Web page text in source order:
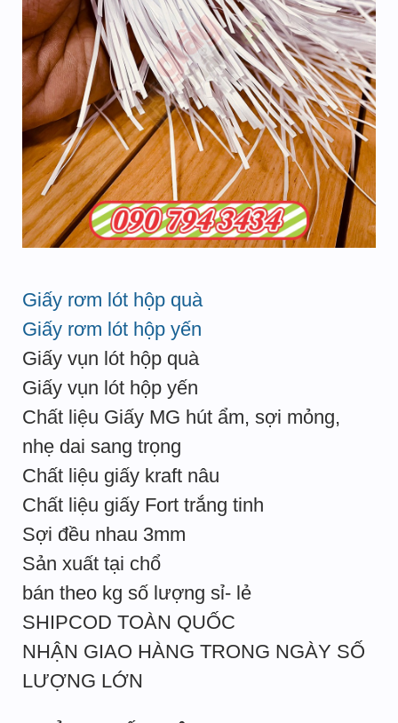
Giấy rơm lót hộp quà
Giấy rơm lót hộp yến
Giấy vụn lót hộp quà
Giấy vụn lót hộp yến
Chất liệu Giấy MG hút ẩm, sợi mỏng,
nhẹ dai sang trọng
Chất liệu giấy kraft nâu
Chất liệu giấy Fort trắng tinh
Sợi đều nhau 3mm
Sản xuất tại chổ
bán theo kg số lượng sỉ- lẻ
SHIPCOD TOÀN QUỐC
NHẬN GIAO HÀNG TRONG NGÀY SỐ
LƯỢNG LỚN